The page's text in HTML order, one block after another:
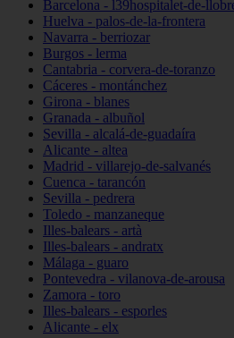
Barcelona - l39hospitalet-de-
Huelva - palos-de-la-frontera
Navarra - berriozar
Burgos - lerma
Cantabria - corvera-de-toranzo
Cáceres - montánchez
Girona - blanes
Granada - albuñol
Sevilla - alcalá-de-guadaíra
Alicante - altea
Madrid - villarejo-de-salvanés
Cuenca - tarancón
Sevilla - pedrera
Toledo - manzaneque
Illes-balears - artà
Illes-balears - andratx
Málaga - guaro
Pontevedra - vilanova-de-arousa
Zamora - toro
Illes-balears - esporles
Alicante - elx